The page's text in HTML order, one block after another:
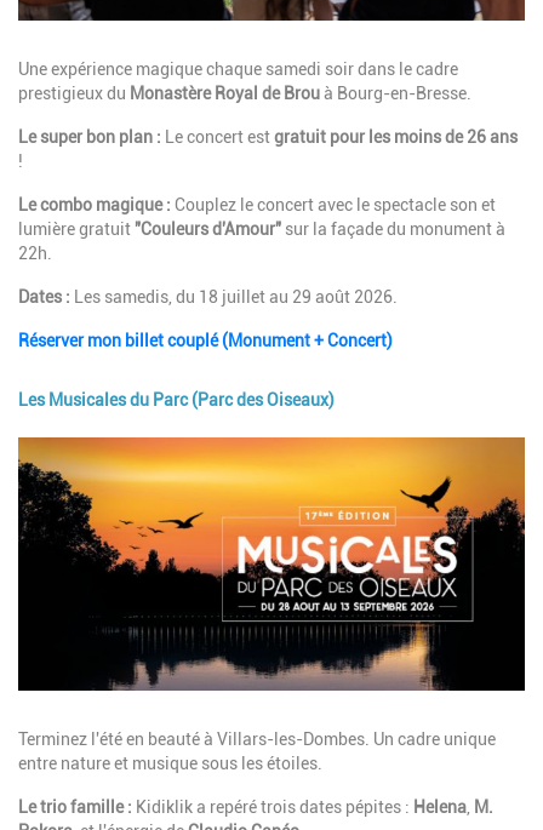
Description
Une expérience magique chaque samedi soir dans le cadre
prestigieux du Monastère Royal de Brouà Bourg-en-Bresse.
Le super bon plan : Le concert estgratuit pour les moins de 26 ans
!
Le combo magique : Couplez le concert avec le spectacle son et
lumière gratuit "Couleurs d'Amour" sur la façade du monument à
22h.
Dates : Les samedis, du 18 juillet au 29 août 2026.
Réserver mon billet couplé (Monument + Concert)
Les Musicales du Parc (Parc des Oiseaux)
Image
Description
Terminez l'été en beauté à Villars-les-Dombes. Un cadre unique
entre nature et musique sous les étoiles.
Le trio famille : Kidiklik a repéré trois dates pépites : Helena M.